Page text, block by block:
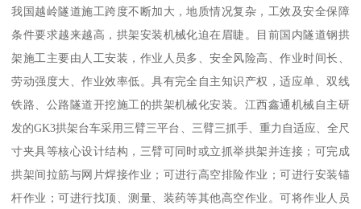
我国越岭隧道施工跨度不断加大，地质情况复杂，工效及安全保障
条件要求越来越高，拱架安装机械化迫在眉睫。目前国内隧道钢拱
架施工主要由人工安装，作业人员多、安全风险高、作业时间长、
劳动强度大、作业效率低。具有完全自主知识产权，适应单、双线
铁路、公路隧道开挖施工的拱架机械化安装。江西鑫通机械自主研
发的GK3拱架台车采用三臂三平台、三臂三抓手、重力自适应、全尺
寸夹具等核心设计结构，三臂可同时或立抓举拱架并连接；可完成
拱架间拉筋与网片焊接作业；可进行高空排险作业；可进行安装锚
杆作业；可进行找顶、测量、装药等其他高空作业。可将作业人员